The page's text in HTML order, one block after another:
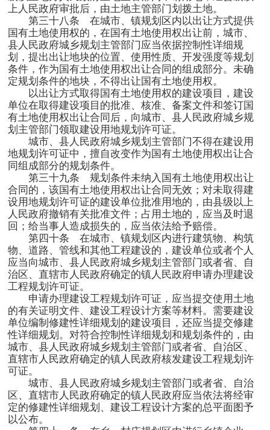
上人民政府审批后，由土地主管部门划拨土地。
第三十八条 在城市、镇规划区内以出让方式提供
国有土地使用权的，在国有土地使用权出让前，城市、
县人民政府城乡规划主管部门应当依据控制性详细规
划，提出出让地块的位置、使用性质、开发强度等规划
条件，作为国有土地使用权出让合同的组成部分。未确
定规划条件的地块，不得出让国有土地使用权。
以出让方式取得国有土地使用权的建设项目，建设
单位在取得建设项目的批准、核准、备案文件和签订国
有土地使用权出让合同后，向城市、县人民政府城乡规
划主管部门领取建设用地规划许可证。
城市、县人民政府城乡规划主管部门不得在建设用
地规划许可证中，擅自改变作为国有土地使用权出让合
同组成部分的规划条件。
第三十九条 规划条件未纳入国有土地使用权出让
合同的，该国有土地使用权出让合同无效；对未取得建
设用地规划许可证的建设单位批准用地的，由县级以上
人民政府撤销有关批准文件；占用土地的，应当及时退
回；给当事人造成损失的，应当依法给予赔偿。
第四十条 在城市、镇规划区内进行建筑物、构筑
物、道路、管线和其他工程建设的，建设单位或者个人
应当向城市、县人民政府城乡规划主管部门或者省、自
治区、直辖市人民政府确定的镇人民政府申请办理建设
工程规划许可证。
申请办理建设工程规划许可证，应当提交使用土地
的有关证明文件、建设工程设计方案等材料。需要建设
单位编制修建性详细规划的建设项目，还应当提交修建
性详细规划。对符合控制性详细规划和规划条件的，由
城市、县人民政府城乡规划主管部门或者省、自治区、
直辖市人民政府确定的镇人民政府核发建设工程规划许
可证。
城市、县人民政府城乡规划主管部门或者省、自治
区、直辖市人民政府确定的镇人民政府应当依法将经审
定的修建性详细规划、建设工程设计方案的总平面图予
以公布。